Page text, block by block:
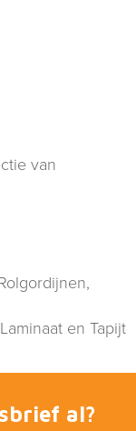
van
en Tapijt
al?